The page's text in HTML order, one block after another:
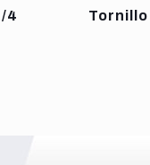
4 Tornillo